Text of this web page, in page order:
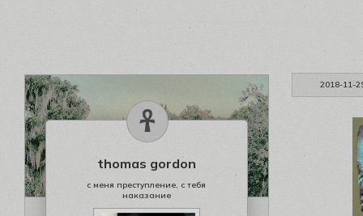
2018-11-
thomas gordon
с меня преступление, с тебя
наказание